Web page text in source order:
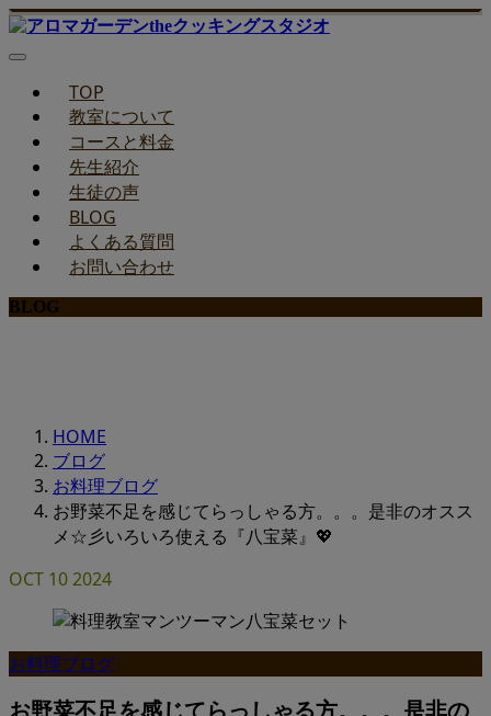
TOP
教室について
コースと料金
先生紹介
生徒の声
BLOG
よくある質問
お問い合わせ
BLOG
HOME
ブログ
お料理ブログ
お野菜不足を感じてらっしゃる方。。。是非のオスス
メ☆彡いろいろ使える『八宝菜』💖
OCT 102024
お料理ブログ
お野菜不足を感じてらっしゃる方。。。是非の